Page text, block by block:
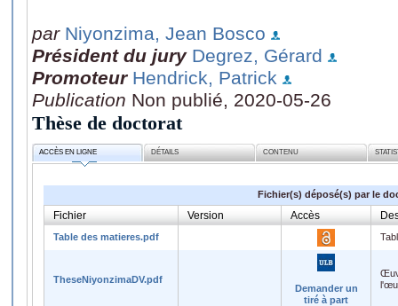
par Niyonzima, Jean Bosco
Président du jury Degrez, Gérard
Promoteur Hendrick, Patrick
Publication Non publié, 2020-05-26
Thèse de doctorat
ACCÈS EN LIGNE DÉTAILS CONTENU
Fichier(s) déposé(s) par le
Fichier Version Accès
Table des matieres.pdf
TheseNiyonzimaDV.pdf
Demander un
tiré à part